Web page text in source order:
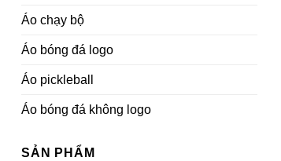
Áo chạy bộ
Áo bóng đá logo
Áo pickleball
Áo bóng đá không logo
SẢN PHẨM